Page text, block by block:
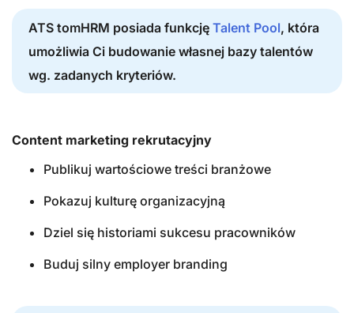
ATS tomHRM posiada funkcję Talent Pool, która
umożliwia Ci budowanie własnej bazy talentów
wg. zadanych kryteriów.
Content marketing rekrutacyjny
Publikuj wartościowe treści branżowe
Pokazuj kulturę organizacyjną
Dziel się historiami sukcesu pracowników
Buduj silny employer branding